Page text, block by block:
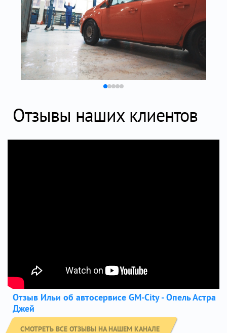
Отзывы наших клиентов
Отзыв Ильи об автосервисе GM-City - Опель Астра
Джей
СМОТРЕТЬ ВСЕ ОТЗЫВЫ НА НАШЕМ КАНАЛЕ